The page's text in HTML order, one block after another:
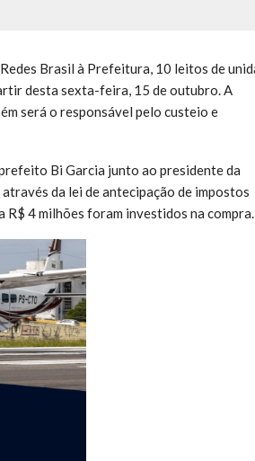
Brasil à Prefeitura, 10 leitos de
desta sexta-feira, 15 de outubro. A
será o responsável pelo custeio e
Bi Garcia junto ao presidente da
da lei de antecipação de impostos
R$ 4 milhões foram investidos na compra.